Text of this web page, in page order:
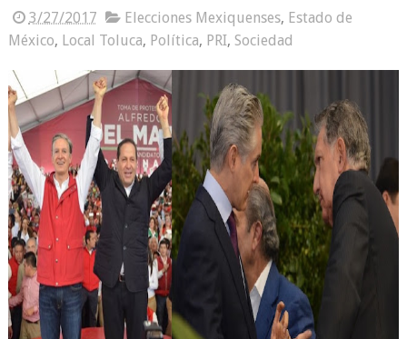
3/27/2017 Elecciones Mexiquenses, Estado de
México, Local Toluca, Política, PRI, Sociedad